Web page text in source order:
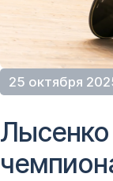
25 октября
Лысенко